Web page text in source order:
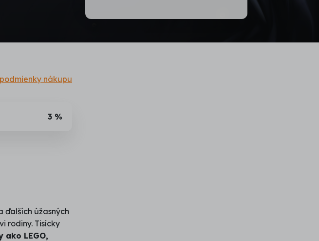
nákupu
3 %
ďalších úžasných
rodiny. Tisícky
ako LEGO,